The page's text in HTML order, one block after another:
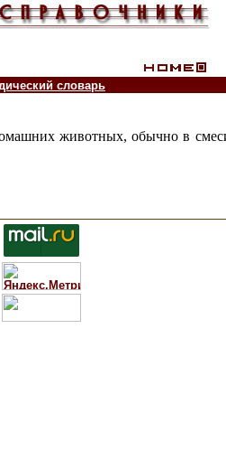
словарь
животных, обычно в